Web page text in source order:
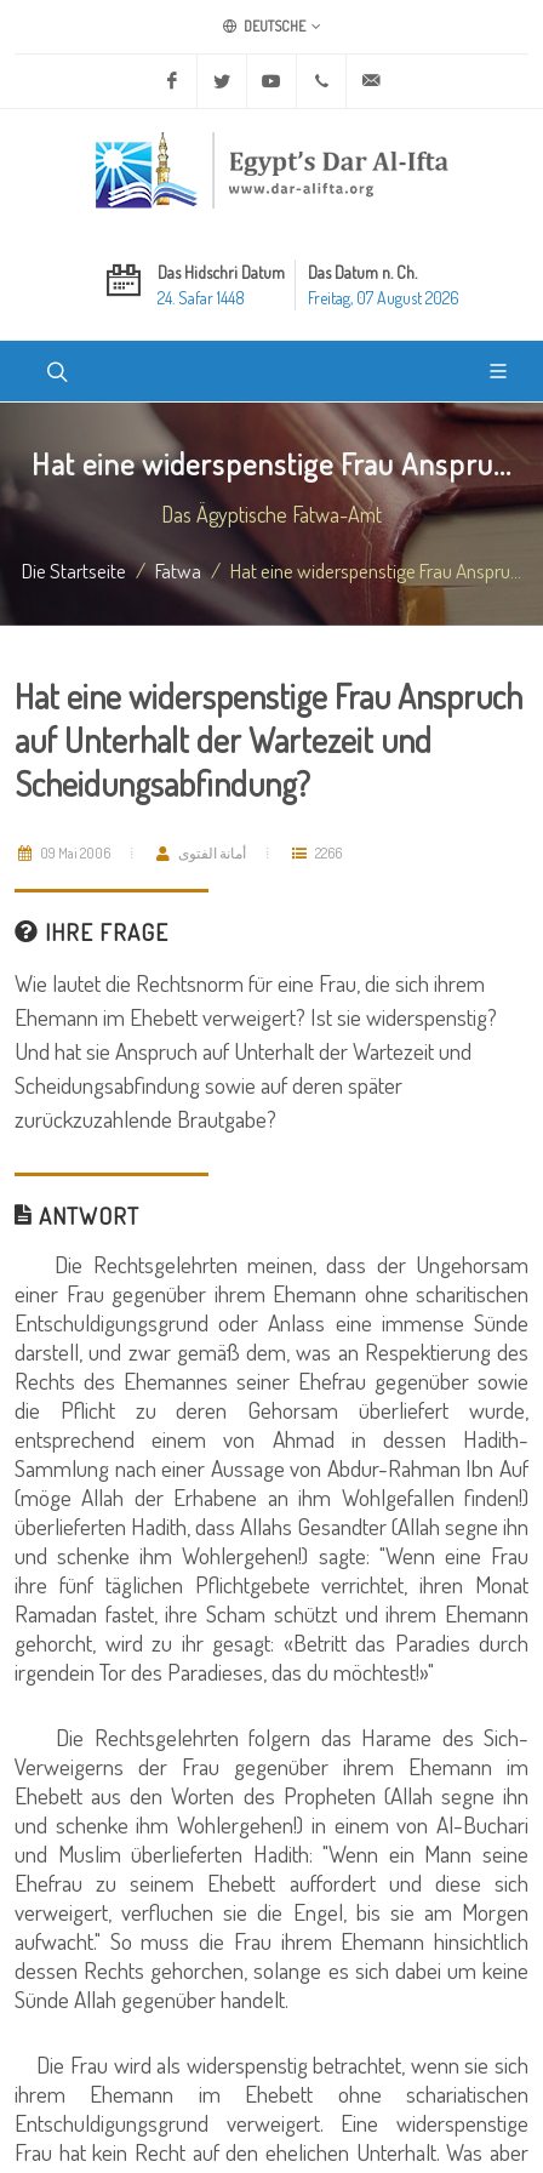
DEUTSCHE
Facebook Twitter Youtube +20 2 25970400
Das Hidschri Datum
24. Safar 1448
Das Datum n. Ch.
Freitag, 07 August 2026
Hat eine widerspenstige Frau Anspru...
Das Ägyptische Fatwa-Amt
Die Startseite Fatwa Hat eine widerspenstige Frau Anspru...
Hat eine widerspenstige Frau Anspruch
auf Unterhalt der Wartezeit und
Scheidungsabfindung?
09 Mai 2006 أمانة الفتوى 2266
IHRE FRAGE
Wie lautet die Rechtsnorm für eine Frau, die sich ihrem
Ehemann im Ehebett verweigert? Ist sie widerspenstig?
Und hat sie Anspruch auf Unterhalt der Wartezeit und
Scheidungsabfindung sowie auf deren später
zurückzuzahlende Brautgabe?
ANTWORT
Die Rechtsgelehrten meinen, dass der Ungehorsam
einer Frau gegenüber ihrem Ehemann ohne scharitischen
Entschuldigungsgrund oder Anlass eine immense Sünde
darstell, und zwar gemäß dem, was an Respektierung des
Rechts des Ehemannes seiner Ehefrau gegenüber sowie
die Pflicht zu deren Gehorsam überliefert wurde,
entsprechend einem von Ahmad in dessen Hadith-
Sammlung nach einer Aussage von Abdur-Rahman Ibn Auf
(möge Allah der Erhabene an ihm Wohlgefallen finden!)
überlieferten Hadith, dass Allahs Gesandter (Allah segne ihn
und schenke ihm Wohlergehen!) sagte: "Wenn eine Frau
ihre fünf täglichen Pflichtgebete verrichtet, ihren Monat
Ramadan fastet, ihre Scham schützt und ihrem Ehemann
gehorcht, wird zu ihr gesagt: «Betritt das Paradies durch
irgendein Tor des Paradieses, das du möchtest!»"
Die Rechtsgelehrten folgern das Harame des Sich-
Verweigerns der Frau gegenüber ihrem Ehemann im
Ehebett aus den Worten des Propheten (Allah segne ihn
und schenke ihm Wohlergehen!) in einem von Al-Buchari
und Muslim überlieferten Hadith: "Wenn ein Mann seine
Ehefrau zu seinem Ehebett auffordert und diese sich
verweigert, verfluchen sie die Engel, bis sie am Morgen
aufwacht." So muss die Frau ihrem Ehemann hinsichtlich
dessen Rechts gehorchen, solange es sich dabei um keine
Sünde Allah gegenüber handelt.
Die Frau wird als widerspenstig betrachtet, wenn sie sich
ihrem Ehemann im Ehebett ohne schariatischen
Entschuldigungsgrund verweigert. Eine widerspenstige
Frau hat kein Recht auf den ehelichen Unterhalt. Was aber